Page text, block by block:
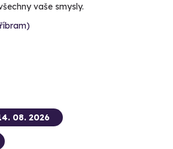
vaše smysly.
08. 2026